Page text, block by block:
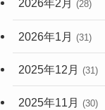
2026年2月 (28)
2026年1月 (31)
2025年12月 (31)
2025年11月 (30)